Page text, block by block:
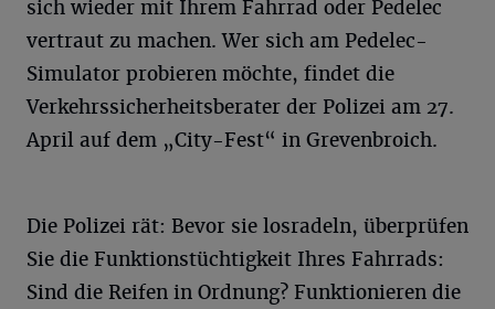
sich wieder mit Ihrem Fahrrad oder Pedelec
vertraut zu machen. Wer sich am Pedelec-
Simulator probieren möchte, findet die
Verkehrssicherheitsberater der Polizei am 27.
April auf dem „City-Fest“ in Grevenbroich.
Die Polizei rät: Bevor sie losradeln, überprüfen
Sie die Funktionstüchtigkeit Ihres Fahrrads:
Sind die Reifen in Ordnung? Funktionieren die